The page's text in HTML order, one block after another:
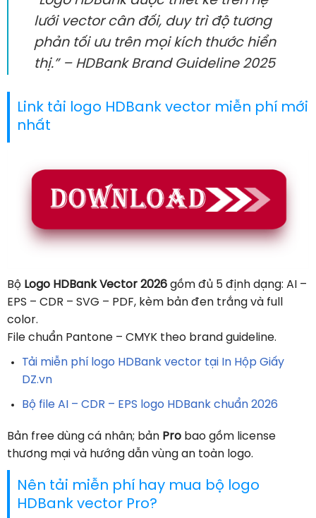
lưới vector cân đối, duy trì độ tương
phản tối ưu trên mọi kích thước hiển
thị.” – HDBank Brand Guideline 2025
Link tải logo HDBank vector miễn phí mới
nhất
Bộ Logo HDBank Vector 2026 gồm đủ 5 định dạng: AI –
EPS – CDR – SVG – PDF, kèm bản đen trắng và full
color.
File chuẩn Pantone – CMYK theo brand guideline.
Tải miễn phí logo HDBank vector tại In Hộp Giấy
DZ.vn
Bộ file AI – CDR – EPS logo HDBank chuẩn 2026
Bản free dùng cá nhân; bản Pro bao gồm license
thương mại và hướng dẫn vùng an toàn logo.
Nên tải miễn phí hay mua bộ logo
HDBank vector Pro?